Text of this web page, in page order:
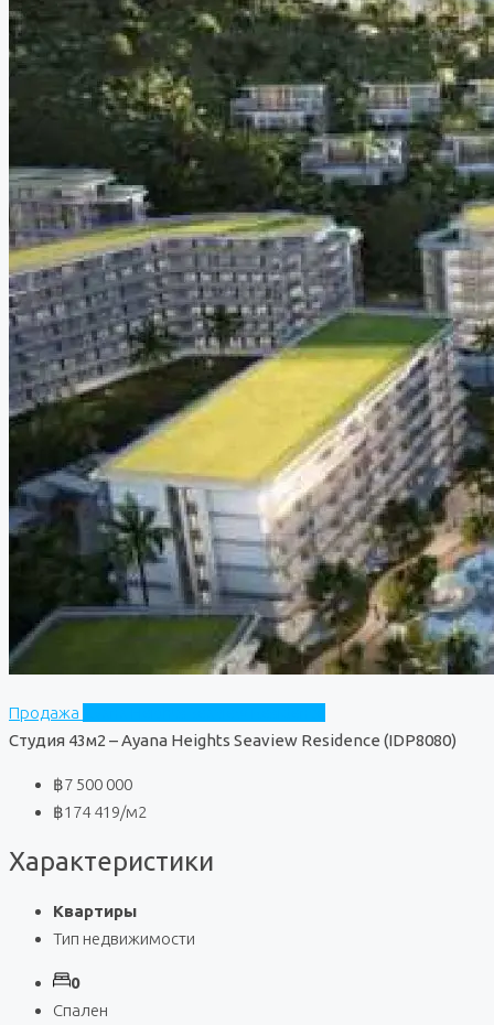
Продажа
Студия 43м2 – Ayana Heights Seaview Residence (IDP8080)
฿7 500 000
฿174 419/м2
Характеристики
Квартиры
Тип недвижимости
0
Спален